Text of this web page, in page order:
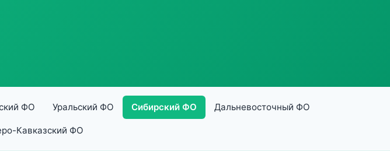
ФО Уральский ФО Сибирский ФО Дальневосточный ФО
Кавказский ФО